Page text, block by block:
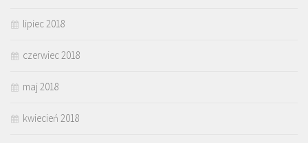
lipiec 2018
czerwiec 2018
maj 2018
kwiecień 2018